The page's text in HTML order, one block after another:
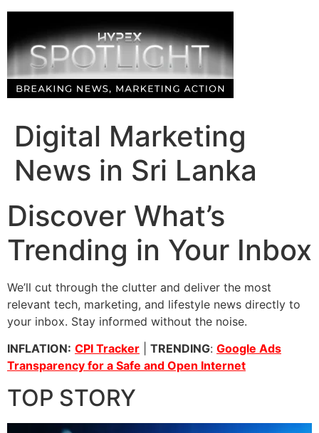
Skip
content
Digital Marketing
News in Sri Lanka
Discover What’s
Trending in Your Inbox
We’ll cut through the clutter and deliver the most
relevant tech, marketing, and lifestyle news directly to
your inbox. Stay informed without the noise.
INFLATION: CPI Tracker TRENDING: Google Ads
Transparency for a Safe and Open Internet
TOP STORY